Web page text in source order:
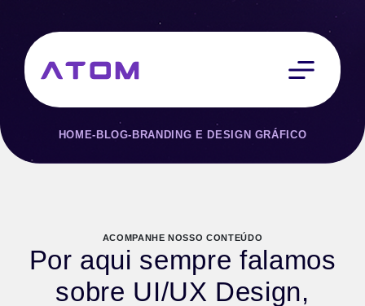
HOME- BLOG- BRANDING E DESIGN GRÁFICO
ACOMPANHE NOSSO CONTEÚDO
Por aqui sempre falamos
sobre UI/UX Design,